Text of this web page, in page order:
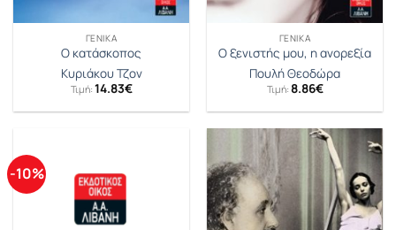
ΓΕΝΙΚΆ
Ο κατάσκοπος
Κυριάκου Τζον
Τιμή: 14.83€
ΓΕΝΙΚΆ
Ο ξενιστής μου, η ανορεξία
Πουλή Θεοδώρα
Τιμή: 8.86€
-10%